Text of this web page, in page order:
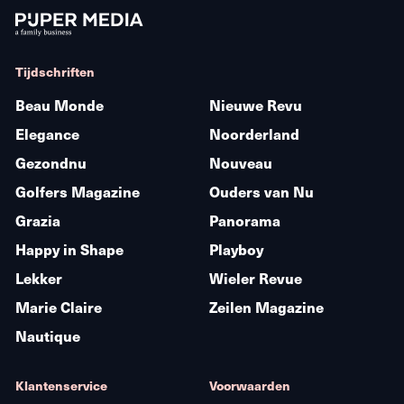
Tijdschriften
Beau Monde
Elegance
Gezondnu
Golfers Magazine
Grazia
Happy in Shape
Lekker
Marie Claire
Nautique
Nieuwe Revu
Noorderland
Nouveau
Ouders van Nu
Panorama
Playboy
Wieler Revue
Zeilen Magazine
Klantenservice Voorwaarden